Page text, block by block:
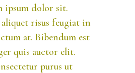
ipsum dolor sit.
risus feugiat in
at. Bibendum est
quis auctor elit.
purus ut